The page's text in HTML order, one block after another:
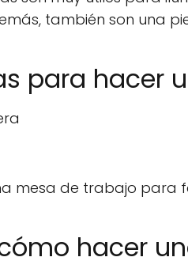
también son una
para hacer
mesa de trabajo para
hacer